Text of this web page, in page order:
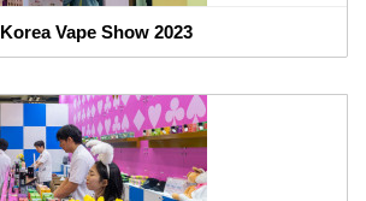
Korea Vape Show 2023